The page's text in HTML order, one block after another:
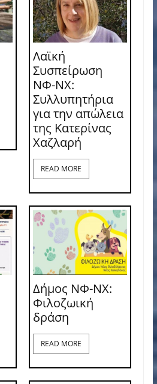
Λαϊκή
Συσπείρωση
ΝΦ-ΝΧ:
Συλλυπητήρια
για την απώλεια
της Κατερίνας
Χαζλαρή
READ MORE
Δήμος ΝΦ-ΝΧ:
Φιλοζωική
δράση
READ MORE